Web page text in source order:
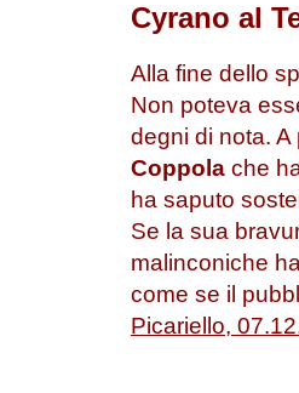
Cyrano al
Alla fine dello
Non poteva
degni di nota.
Coppola che
ha saputo
Se la sua
malinconiche
come se il
Picariello,